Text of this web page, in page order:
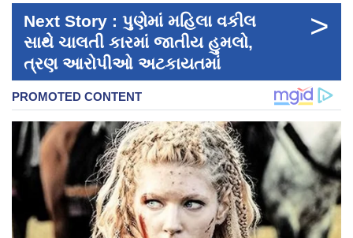
Next Story : પુણેમાં મહિલા વકીલ
સાથે ચાલતી કારમાં જાતીય હુમલો,
ત્રણ આરોપીઓ અટકાયતમાં
>